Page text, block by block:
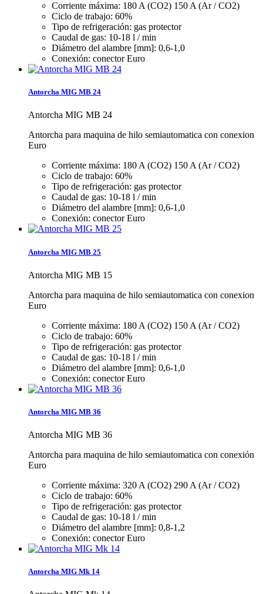
Corriente máxima: 180 A (CO2) 150 A (Ar / CO2)
Ciclo de trabajo: 60%
Tipo de refrigeración: gas protector
Caudal de gas: 10-18 l / min
Diámetro del alambre [mm]: 0,6-1,0
Conexión: conector Euro
Antorcha MIG MB 24
Antorcha MIG MB 24
Antorcha para maquina de hilo semiautomatica con conexion
Euro
Corriente máxima: 180 A (CO2) 150 A (Ar / CO2)
Ciclo de trabajo: 60%
Tipo de refrigeración: gas protector
Caudal de gas: 10-18 l / min
Diámetro del alambre [mm]: 0,6-1,0
Conexión: conector Euro
Antorcha MIG MB 25
Antorcha MIG MB 15
Antorcha para maquina de hilo semiautomatica con conexion
Euro
Corriente máxima: 180 A (CO2) 150 A (Ar / CO2)
Ciclo de trabajo: 60%
Tipo de refrigeración: gas protector
Caudal de gas: 10-18 l / min
Diámetro del alambre [mm]: 0,6-1,0
Conexión: conector Euro
Antorcha MIG MB 36
Antorcha MIG MB 36
Antorcha para maquina de hilo semiautomatica con conexión
Euro
Corriente máxima: 320 A (CO2) 290 A (Ar / CO2)
Ciclo de trabajo: 60%
Tipo de refrigeración: gas protector
Caudal de gas: 10-18 l / min
Diámetro del alambre [mm]: 0,8-1,2
Conexión: conector Euro
Antorcha MIG Mk 14